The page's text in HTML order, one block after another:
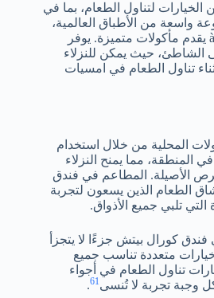
لتناول الطعام، بما في
واسعة من الأطباق العالمية،
بالإضافة إلى مطعم à la carte يقدم مأكولات متميزة. يوفر
الشاطئ، حيث يمكن للنزلاء
تناول الطعام في امسيات
المحلية من خلال استخدام
المنطقة، مما يمنح النزلاء
الأصيلة. المطاعم في فندق
الطعام الذين يسعون لتجربة
التي تلبي جميع الأذواق.
كورال بيتش جزءًا لا يتجزأ
متعددة تناسب جميع
تناول الطعام في أجواء
وجبة تجربة لا تُنسى 61
.